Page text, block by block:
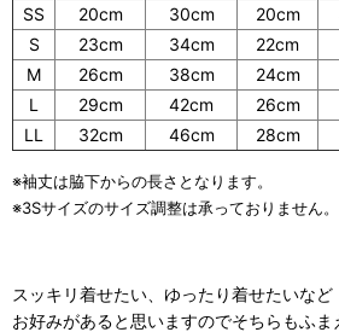
SS
20cm 30cm 20cm
S
23cm 34cm 22cm
M
26cm 38cm 24cm
L
29cm 42cm 26cm
LL
32cm 46cm 28cm
※袖丈は脇下からの長さとなります。
※3Sサイズのサイズ調整は承っておりません。
スッキリ着せたい、ゆったり着せたいなど
お好みがあると思いますのでそちらもふま